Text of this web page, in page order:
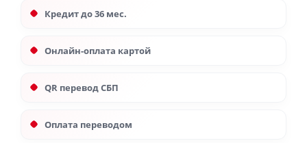
Кредит до 36 мес.
Онлайн-оплата картой
QR перевод СБП
Оплата переводом